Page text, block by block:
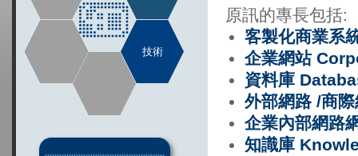
技術
原訊的專長包括:
客製化商業系
企業網站
資料庫
外部網路 /商
企業內部網路
知識庫